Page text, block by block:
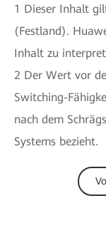
1 Dieser Inhalt
(Festland).
Inhalt zu
2 Der Wert vor
Switching-
nach dem
Systems bezieht.